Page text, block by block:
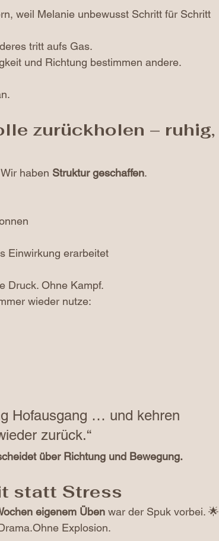
weil Melanie unbewusst Schritt für Schritt
tritt aufs Gas.
und Richtung bestimmen andere.
zurückholen – ruhig,
haben Struktur geschaffen.
Einwirkung erarbeitet
Druck. Ohne Kampf.
wieder nutze:
Hofausgang … und kehren
zurück.“
über Richtung und Bewegung.
statt Stress
eigenem Üben war der Spuk vorbei. 🌟
Explosion.